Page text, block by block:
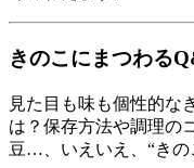
きのこにまつわる
見た目も味も個性的な
は？保存方法や調理の
豆…、いえいえ、“きの